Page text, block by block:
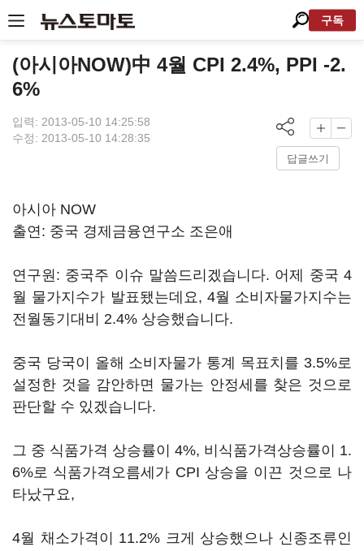
구독
(아시아NOW)中 4월 CPI 2.4%, PPI -2.
6%
입력: 2013-05-10 14:25:58
수정: 2013-05-10 14:28:35
답글쓰기
아시아 NOW
출연: 중국 경제금융연구소 조은애
연구원: 중국주 이슈 말씀드리겠습니다. 어제 중국 4
월 물가지수가 발표됐는데요, 4월 소비자물가지수는
전월동기대비 2.4% 상승했습니다.
중국 당국이 올해 소비자물가 통계 목표치를 3.5%로
설정한 것을 감안하면 물가는 안정세를 찾은 것으로
판단할 수 있겠습니다.
그 중 식품가격 상승률이 4%, 비식품가격상승률이 1.
6%로 식품가격오름세가 CPI 상승을 이끈 것으로 나
타났구요,
4월 채소가격이 11.2% 크게 상승했으나 신종조류인